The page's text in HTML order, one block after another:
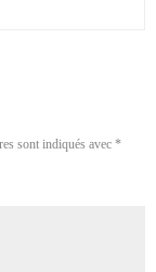
sont indiqués avec *